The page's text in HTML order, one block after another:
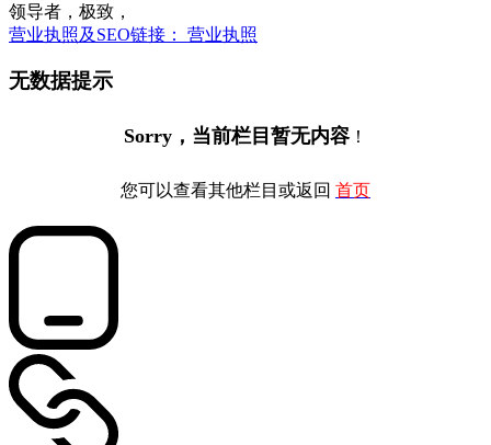
领导者，极致，
营业执照及SEO链接： 营业执照
无数据提示
Sorry，当前栏目暂无内容 ！
您可以查看其他栏目或返回 首页